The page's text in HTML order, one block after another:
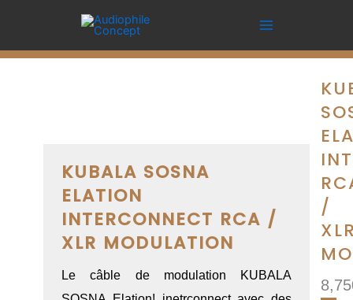
KUBALA SOSNA
ELATION
INTERCONNECT RCA /
XLR MODULATION
Le câble de modulation KUBALA
/
Sosna
Interconnect